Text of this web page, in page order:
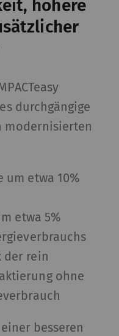
höhere
durchgängige
modernisierten
um etwa 10%
etwa 5%
der rein
ohne
besseren